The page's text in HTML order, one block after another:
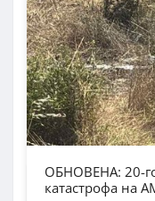
ОБНОВЕНА: 20-
катастрофа на